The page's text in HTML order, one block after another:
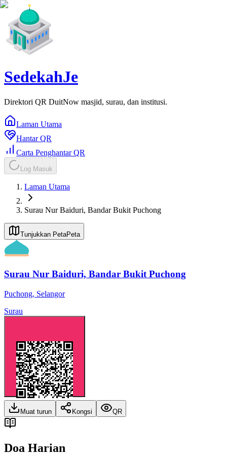
SedekahJe
Direktori QR DuitNow masjid, surau, dan institusi.
Laman Utama
Hantar QR
Carta Penghantar QR
Log Masuk
Laman Utama
Surau Nur Baiduri, Bandar Bukit Puchong
Tunjukkan PetaPeta
Surau Nur Baiduri, Bandar Bukit Puchong
Puchong, Selangor
Surau
Muat turun Kongsi QR
Doa Harian